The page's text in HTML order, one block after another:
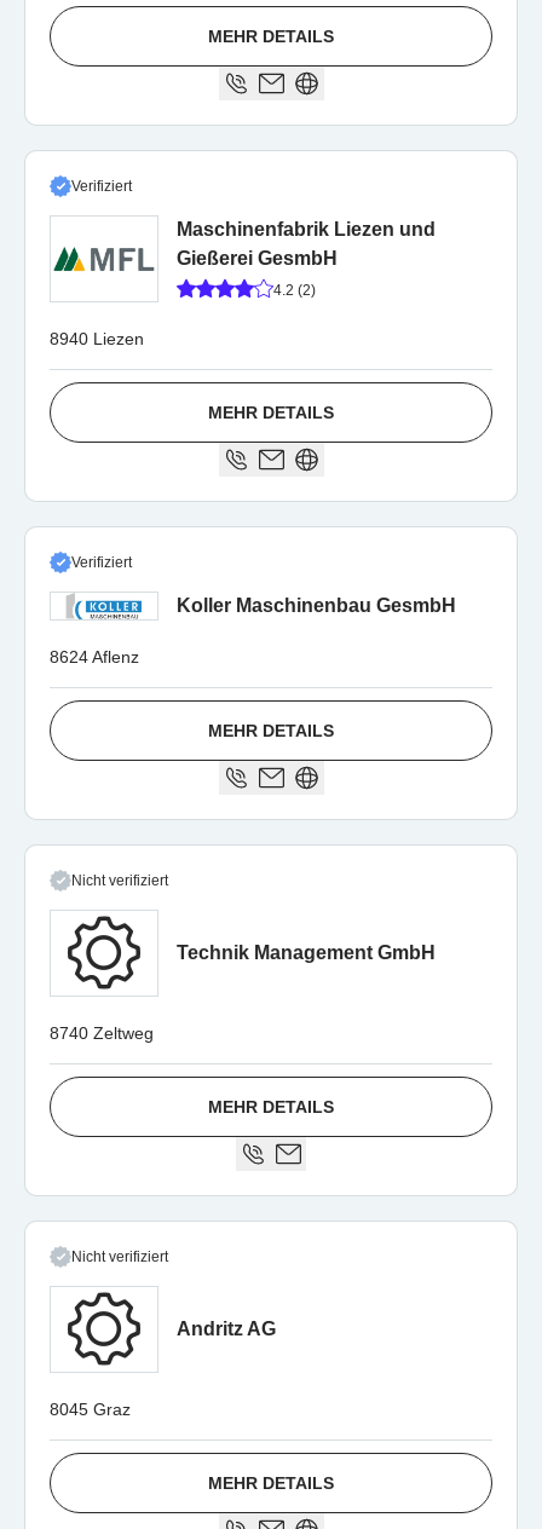
MEHR DETAILS
Verifiziert
Maschinenfabrik Liezen und
Gießerei GesmbH
4.2 (2)
8940 Liezen
MEHR DETAILS
Verifiziert
Koller Maschinenbau GesmbH
8624 Aflenz
MEHR DETAILS
Nicht verifiziert
Technik Management GmbH
8740 Zeltweg
MEHR DETAILS
Nicht verifiziert
Andritz AG
8045 Graz
MEHR DETAILS